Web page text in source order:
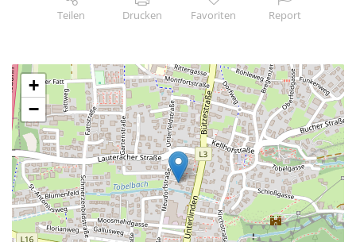
Teilen Drucken Favoriten Report
+
−